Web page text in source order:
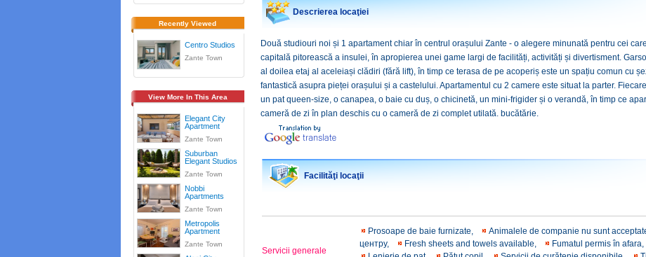
Recently Viewed
Centro Studios
Zante Town
View More In This Area
Elegant City
Apartment
Zante Town
Suburban
Elegant Studios
Zante Town
Nobbi
Apartments
Zante Town
Metropolis
Apartment
Zante Town
Descrierea locaţiei
Două studiouri noi și 1 apartament chiar în centrul orașului Zante - o alegere minunată pentru cei
capitală pitorească a insulei, în apropierea unei game largi de facilități, activități și divertisment.
al doilea etaj al aceleiași clădiri (fără lift), în timp ce terasa de pe acoperiș este un spațiu comun cu
fantastică asupra pieței orașului și a castelului. Apartamentul cu 2 camere este situat la parter.
un pat queen-size, o canapea, o baie cu duș, o chicinetă, un mini-frigider și o verandă, în timp ce
cameră de zi în plan deschis cu o cameră de zi complet utilată. bucătărie.
Facilităţi locaţii
Servicii generale
Prosoape de baie furnizate, Animalele de companie nu sunt
центру,
Fresh sheets and towels available, Fumatul permis în afara,